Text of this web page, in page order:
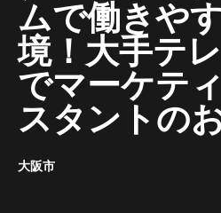
ムで働きや
境！大手テ
でマーケテ
スタントの
大阪市